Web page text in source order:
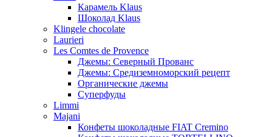
Карамель Klaus
Шоколад Klaus
Klingele chocolate
Laurieri
Les Comtes de Provence
Джемы: Северный Прованс
Джемы: Средиземноморский рецепт
Органические джемы
Суперфуды
Limmi
Majani
Конфеты шоколадные FIAT Cremino